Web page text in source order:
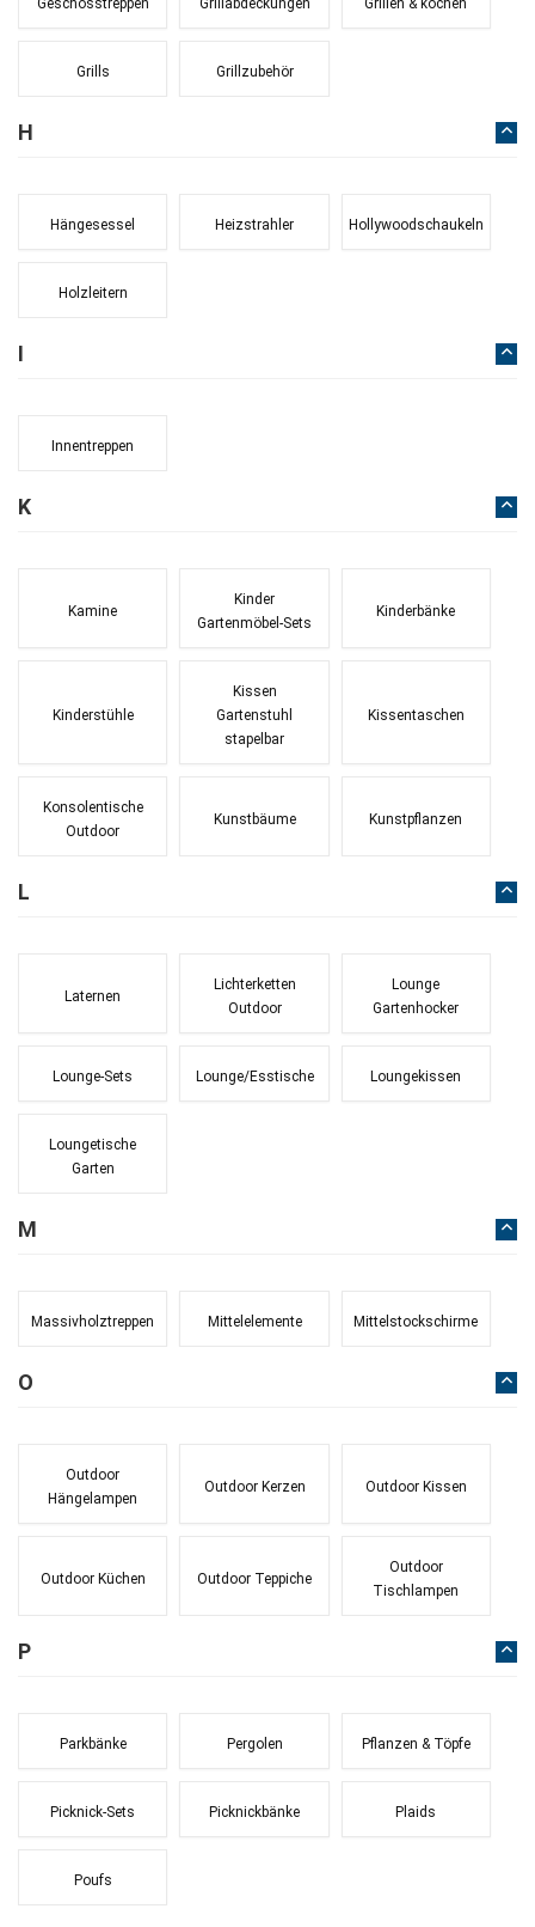
Geschosstreppen Grillabdeckungen Grillen & kochen
Grills Grillzubehör
H
Hängesessel Heizstrahler Hollywoodschaukeln
Holzleitern
I
Innentreppen
K
Kamine
Kinder
Gartenmöbel-Sets
Kinderbänke
Kinderstühle
Kissen
Gartenstuhl
stapelbar
Kissentaschen
Konsolentische
Outdoor
Kunstbäume Kunstpflanzen
L
Laternen
Lichterketten
Outdoor
Lounge
Gartenhocker
Lounge-Sets Lounge/Esstische Loungekissen
Loungetische
Garten
M
Massivholztreppen Mittelelemente Mittelstockschirme
O
Outdoor
Hängelampen
Outdoor Kerzen Outdoor Kissen
Outdoor Küchen Outdoor Teppiche
Outdoor
Tischlampen
P
Parkbänke Pergolen Pflanzen & Töpfe
Picknick-Sets Picknickbänke Plaids
Poufs